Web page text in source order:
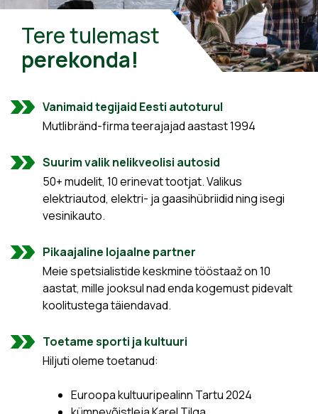
Tere tulemast
perekonda!
Vanimaid tegijaid Eesti autoturul
Mutlibränd-firma teerajajad aastast 1994
Suurim valik nelikveolisi autosid
50+ mudelit, 10 erinevat tootjat. Valikus
elektriautod, elektri- ja gaasihübriidid ning isegi
vesinikauto.
Pikaajaline lojaalne partner
Meie spetsialistide keskmine tööstaaž on 10
aastat, mille jooksul nad enda kogemust pidevalt
koolitustega täiendavad.
Toetame sporti ja kultuuri
Hiljuti oleme toetanud:
Euroopa kultuuripealinn Tartu 2024